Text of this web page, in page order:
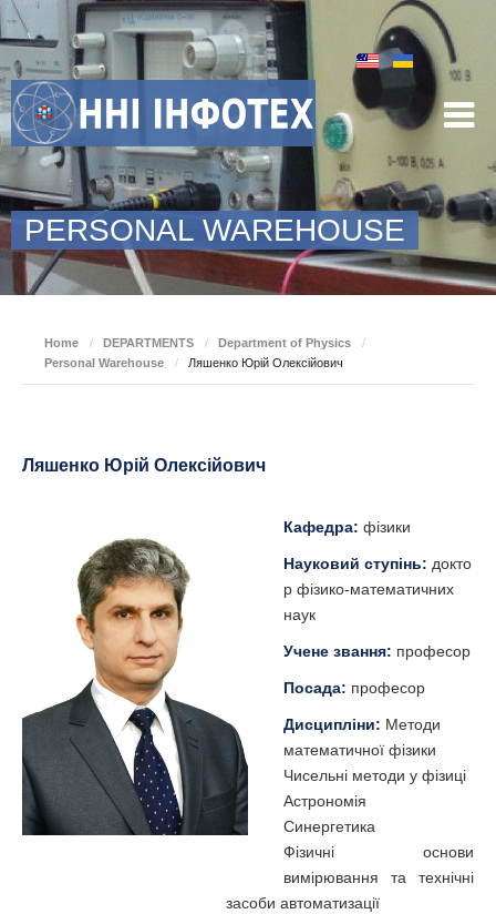
PERSONAL WAREHOUSE
Home / DEPARTMENTS / Department of Physics
/
Personal Warehouse
/ Ляшенко Юрій Олексійович
Ляшенко Юрій Олексійович
Кафедра: фізики
Науковий ступінь: докто
р фізико-математичних
наук
Учене звання: професор
Посада: професор
Дисципліни: Методи
математичної фізики
Чисельні методи у фізиці
Астрономія
Синергетика
Фізичні основи
вимірювання та технічні
засоби автоматизації